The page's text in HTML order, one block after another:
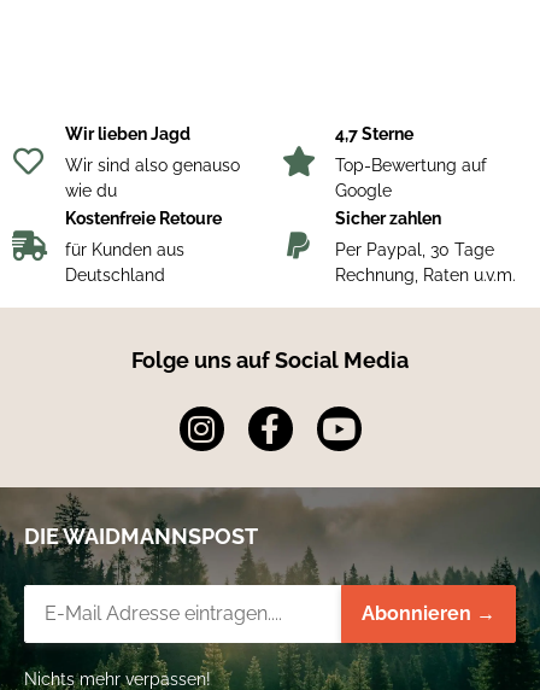
Wir lieben Jagd
Wir sind also genauso
wie du
4,7 Sterne
Top-Bewertung auf
Google
Kostenfreie Retoure
für Kunden aus
Deutschland
Sicher zahlen
Per Paypal, 30 Tage
Rechnung, Raten u.v.m.
Folge uns auf Social Media
DIE WAIDMANNSPOST
Abonnieren →
Nichts mehr verpassen!